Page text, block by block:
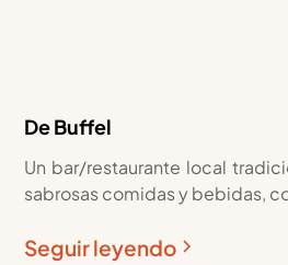
De Buffel
Un bar/restaurante local
sabrosas comidas y bebidas,
Seguir leyendo